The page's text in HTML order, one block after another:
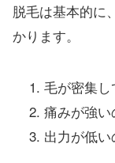
脱毛は基本的に
かります。
毛が密集
痛みが強
出力が低